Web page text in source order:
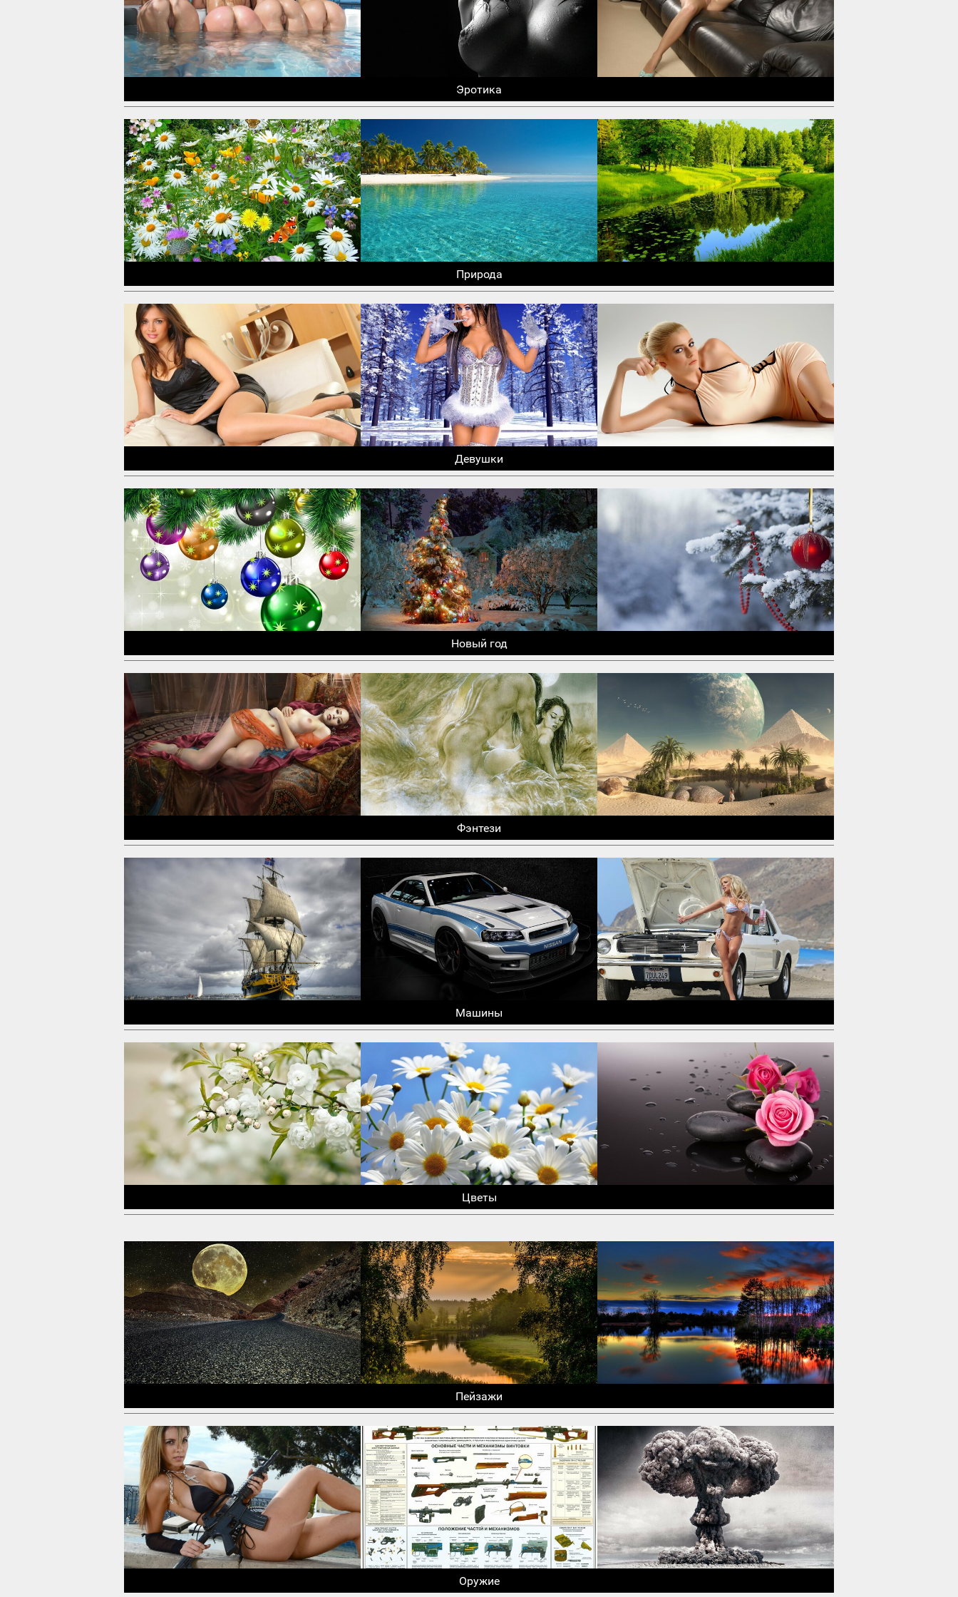
Эротика
Природа
Девушки
Новый год
Фэнтези
Машины
Цветы
Пейзажи
Оружие